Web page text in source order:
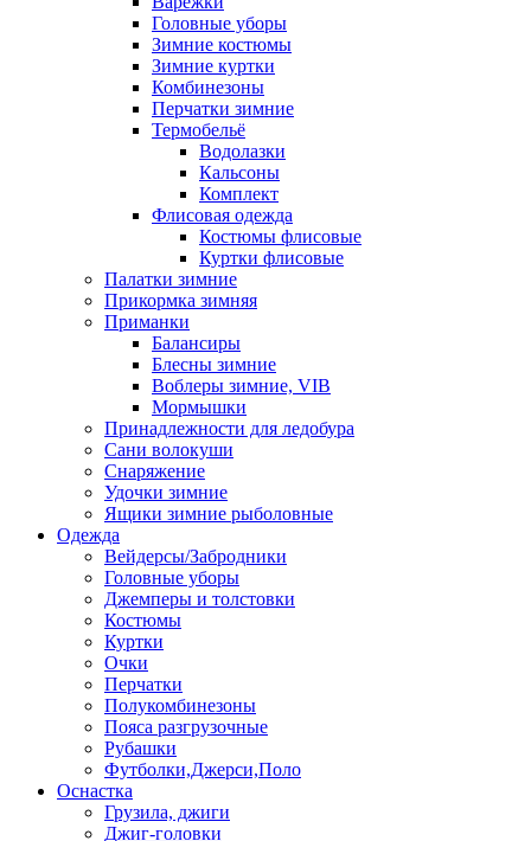
Головные уборы
Зимние костюмы
Зимние куртки
Комбинезоны
Перчатки зимние
Термобельё
Водолазки
Кальсоны
Комплект
Флисовая одежда
Костюмы флисовые
Куртки флисовые
Палатки зимние
Прикормка зимняя
Приманки
Балансиры
Блесны зимние
Воблеры зимние, VIB
Мормышки
Принадлежности для ледобура
Сани волокуши
Снаряжение
Удочки зимние
Ящики зимние рыболовные
Одежда
Вейдерсы/Забродники
Головные уборы
Джемперы и толстовки
Костюмы
Куртки
Очки
Перчатки
Полукомбинезоны
Пояса разгрузочные
Рубашки
Футболки,Джерси,Поло
Оснастка
Грузила, джиги
Джиг-головки